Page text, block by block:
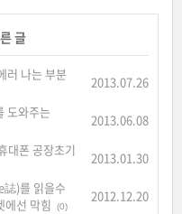
글
러 나는 부분
2013.07.26
도와주는
2013.06.08
대폰 공장초기
2013.01.30
)를 읽을수
에선 막힘
(0)
2012.12.20